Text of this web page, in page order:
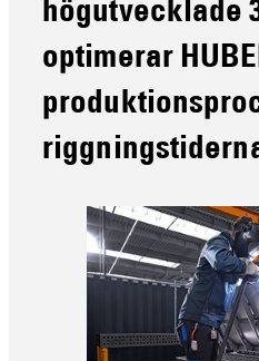
högutvecklade
optimerar